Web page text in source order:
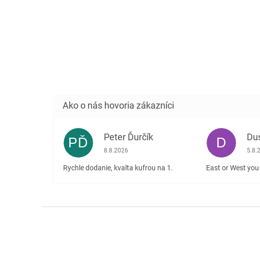
PĎ Peter Ďurčík
Hodnotenie obchodu je 5 z 5 hviezdičiek.
8.8.2026
Rychle dodanie, kvalta kufrou na 1.
D
East or West